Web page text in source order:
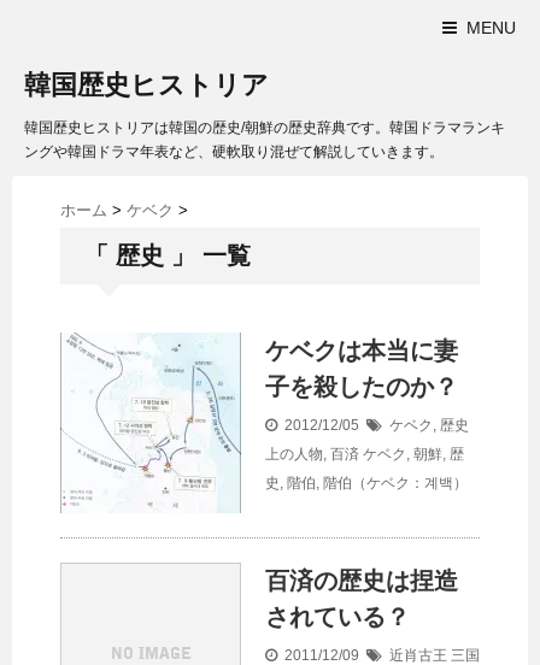
MENU
韓国歴史ヒストリア
韓国歴史ヒストリアは韓国の歴史/朝鮮の歴史辞典です。韓国ドラマランキ
ングや韓国ドラマ年表など、硬軟取り混ぜて解説していきます。
ホーム > ケベク >
「 歴史 」 一覧
ケベクは本当に妻
子を殺したのか？
2012/12/05 ケベク , 歴史
上の人物, 百済 ケベク , 朝鮮, 歴
史 , 階伯, 階伯（ケベク：계백）
百済の歴史は捏造
されている？
2011/12/09 近肖古王 三国